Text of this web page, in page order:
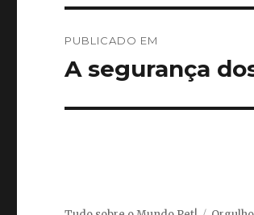
de
PUBLICADO EM
A segurança